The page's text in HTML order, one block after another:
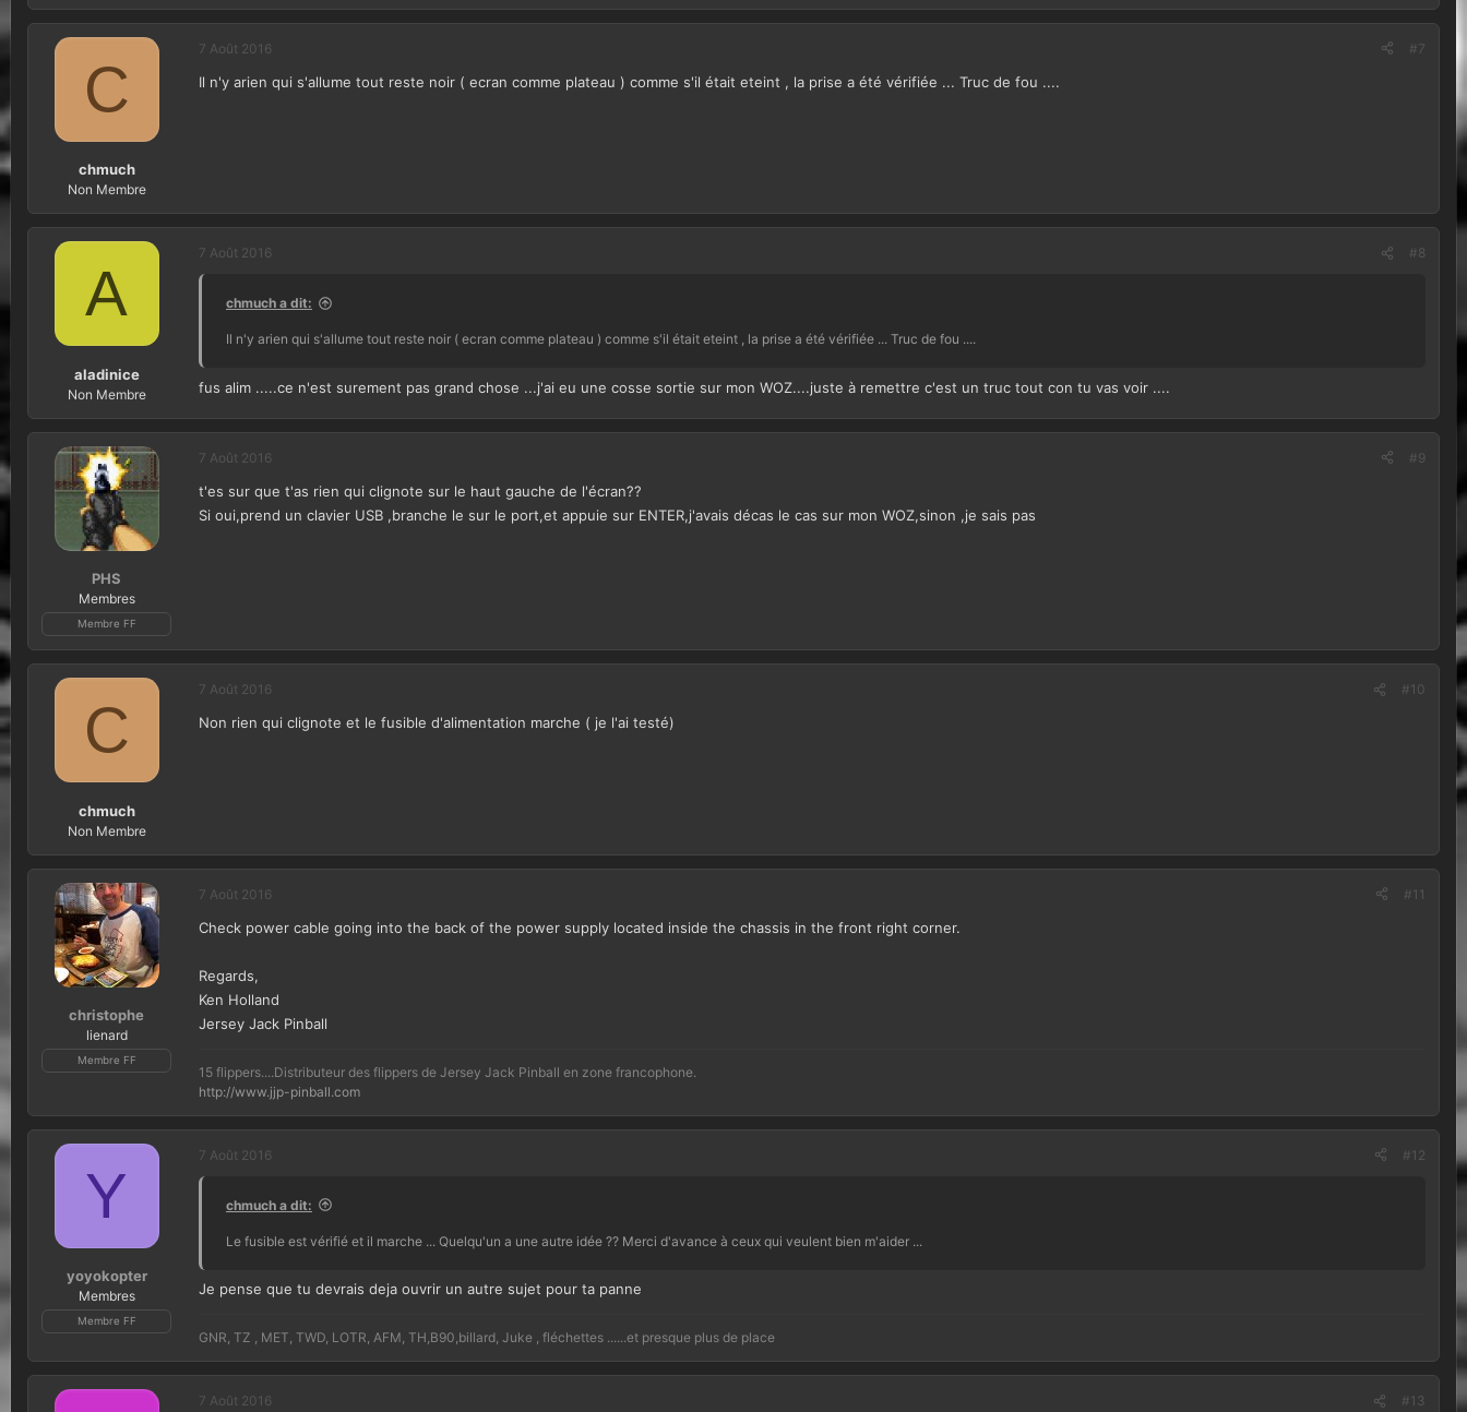
C
chmuch
Non Membre
7 Août 2016 #7
Il n'y arien qui s'allume tout reste noir ( ecran comme plateau ) comme s'il était eteint , la prise a été vérifiée ... Truc de fou ....
A
aladinice
Non Membre
7 Août 2016 #8
chmuch a dit:
Il n'y arien qui s'allume tout reste noir ( ecran comme plateau ) comme s'il était eteint , la prise a été vérifiée ... Truc de fou ....
fus alim .....ce n'est surement pas grand chose ...j'ai eu une cosse sortie sur mon WOZ....juste à remettre c'est un truc tout con tu vas voir ....
PHS
Membres
Membre FF
7 Août 2016 #9
t'es sur que t'as rien qui clignote sur le haut gauche de l'écran??
Si oui,prend un clavier USB ,branche le sur le port,et appuie sur ENTER,j'avais décas le cas sur mon WOZ,sinon ,je sais pas
C
chmuch
Non Membre
7 Août 2016 #10
Non rien qui clignote et le fusible d'alimentation marche ( je l'ai testé)
christophe
lienard
Membre FF
7 Août 2016 #11
Check power cable going into the back of the power supply located inside the chassis in the front right corner.
Regards,
Ken Holland
Jersey Jack Pinball
15 flippers....Distributeur des flippers de Jersey Jack Pinball en zone francophone.
http://www.jjp-pinball.com
Y
yoyokopter
Membres
Membre FF
7 Août 2016 #12
chmuch a dit:
Le fusible est vérifié et il marche ... Quelqu'un a une autre idée ?? Merci d'avance à ceux qui veulent bien m'aider ...
Je pense que tu devrais deja ouvrir un autre sujet pour ta panne
GNR, TZ , MET, TWD, LOTR, AFM, TH,B90,billard, Juke , fléchettes ......et presque plus de place
7 Août 2016 #13